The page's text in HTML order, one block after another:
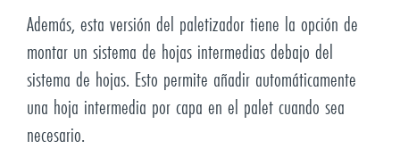
Además, esta versión del paletizador tiene la opción de
montar un sistema de hojas intermedias debajo del
sistema de hojas. Esto permite añadir automáticamente
una hoja intermedia por capa en el palet cuando sea
necesario.